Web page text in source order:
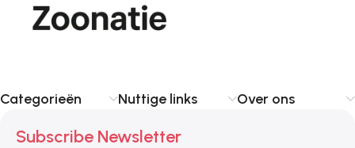
Categorieën Nuttige links Over ons
Subscribe Newsletter